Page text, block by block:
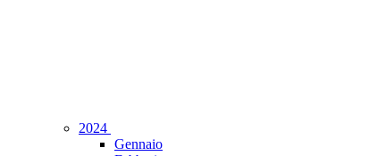
2024
Gennaio